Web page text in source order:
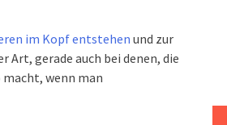
im Kopf entstehenund zur
gerade auch bei denen, die
wenn man